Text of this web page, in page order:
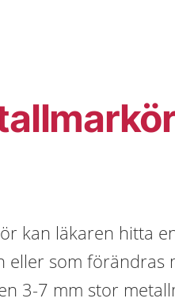
kan läkaren hitta
som förändras
3-7 mm stor